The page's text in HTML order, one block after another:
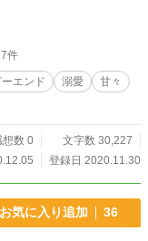
策する。
件
エンド 溺愛
甘々
想数 0
文字数 30,227
登録日 2020.11.30
お気に入り追加 36